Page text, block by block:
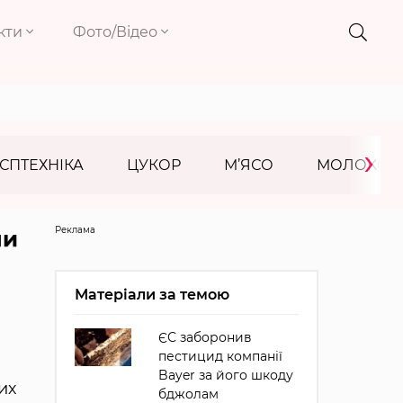
Фото/Відео
ЦУКОР М’ЯСО МОЛОКО
›
Реклама
Матеріали за темою
ЄС заборонив
пестицид компанії
Bayer за його шкоду
бджолам